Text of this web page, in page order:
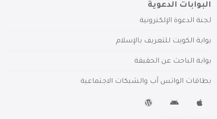
البوابات الدعوية
لجنة الدعوة الإلكترونية
بوابة الكويت للتعريف بالإسلام
بوابة الباحث عن الحقيقة
بطاقات الواتس آب والشبكات الاجتماعية